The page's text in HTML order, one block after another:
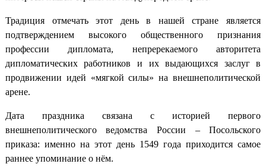
Традиция отмечать этот день в нашей стране является
подтверждением высокого общественного признания
профессии дипломата, непререкаемого авторитета
дипломатических работников и их выдающихся заслуг в
продвижении идей «мягкой силы» на внешнеполитической
арене.
Дата праздника связана с историей первого
внешнеполитического ведомства России – Посольского
приказа: именно на этот день 1549 года приходится самое
раннее упоминание о нём.